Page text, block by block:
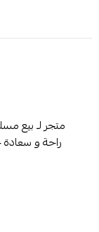
متجر لـ بيع
راحة و سعادة